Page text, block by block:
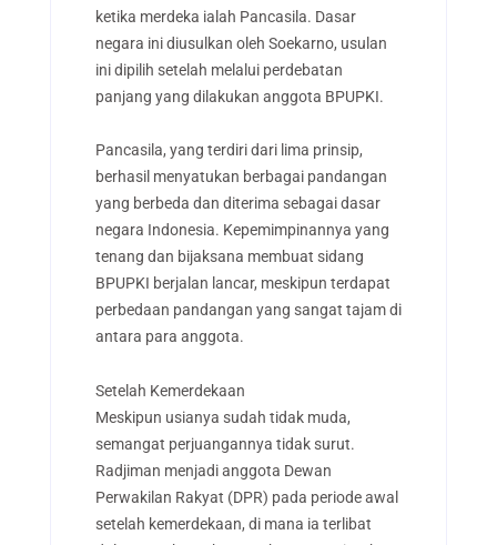
ketika merdeka ialah Pancasila. Dasar
negara ini diusulkan oleh Soekarno, usulan
ini dipilih setelah melalui perdebatan
panjang yang dilakukan anggota BPUPKI.
Pancasila, yang terdiri dari lima prinsip,
berhasil menyatukan berbagai pandangan
yang berbeda dan diterima sebagai dasar
negara Indonesia. Kepemimpinannya yang
tenang dan bijaksana membuat sidang
BPUPKI berjalan lancar, meskipun terdapat
perbedaan pandangan yang sangat tajam di
antara para anggota.
Setelah Kemerdekaan
Meskipun usianya sudah tidak muda,
semangat perjuangannya tidak surut.
Radjiman menjadi anggota Dewan
Perwakilan Rakyat (DPR) pada periode awal
setelah kemerdekaan, di mana ia terlibat